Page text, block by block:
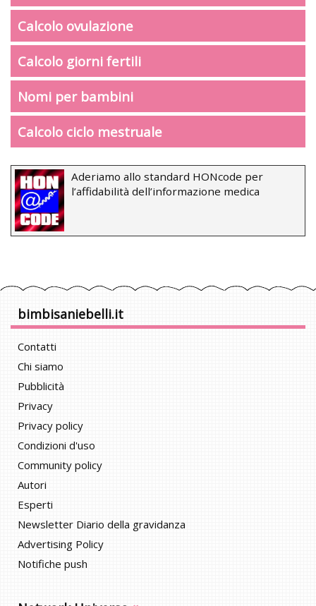
Calcolo ovulazione
Calcolo giorni fertili
Nomi per bambini
Calcolo ciclo mestruale
Aderiamo allo standard HONcode per
l’affidabilità dell’informazione medica
bimbisaniebelli.it
Contatti
Chi siamo
Pubblicità
Privacy
Privacy policy
Condizioni d'uso
Community policy
Autori
Esperti
Newsletter Diario della gravidanza
Advertising Policy
Notifiche push